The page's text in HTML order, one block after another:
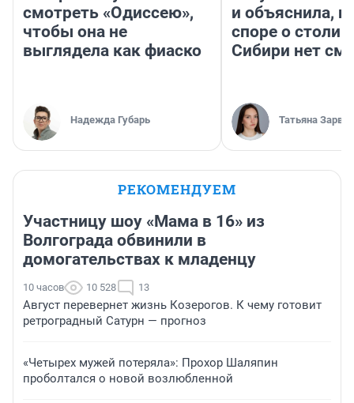
смотреть «Одиссею»,
чтобы она не
выглядела как фиаско
Надежда Губарь
и объяснила,
споре о
Сибири нет
Татьяна Зарва
РЕКОМЕНДУЕМ
Участницу шоу «Мама в 16» из
Волгограда обвинили в
домогательствах к младенцу
10 часов 10 528 13
Август перевернет жизнь Козерогов. К чему готовит
ретроградный Сатурн — прогноз
«Четырех мужей потеряла»: Прохор Шаляпин
проболтался о новой возлюбленной